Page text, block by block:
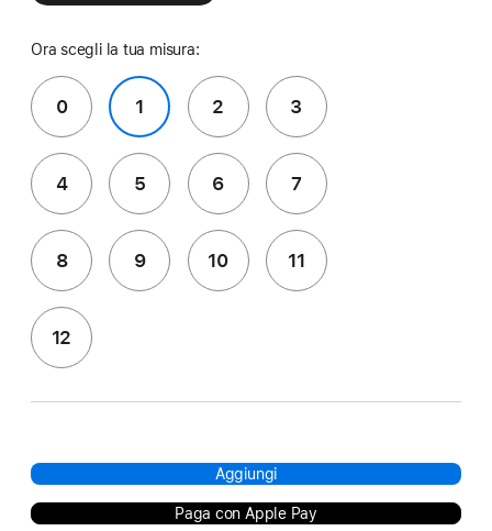
Ora scegli la tua misura:
0 1 2 3
4 5 6 7
8 9 10 11
12
Aggiungi
Paga con Apple Pay